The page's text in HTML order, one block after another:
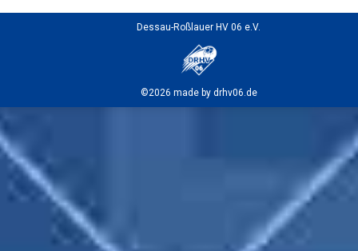
Dessau-Roßlauer HV 06 e.V.
©2026 made by drhv06.de